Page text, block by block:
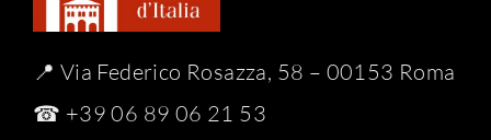
📍 Via Federico Rosazza, 58 – 00153 Roma
☎ +39 06 89 06 21 53